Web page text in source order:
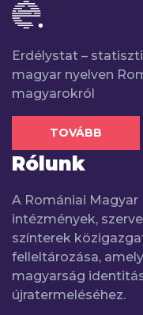
Erdélystat –
magyar nyelven
magyarokról
TOVÁBB
Rólunk
A Romániai
intézmények,
színterek
felleltározása,
magyarság
újratermeléséhez.